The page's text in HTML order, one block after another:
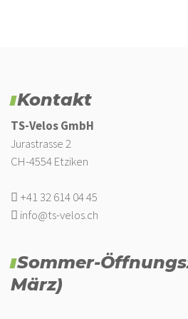
Kontakt
TS-Velos GmbH
Jurastrasse 2
CH-4554 Etziken
+41 32 614 04 45
info@ts-velos.ch
Sommer-
März)